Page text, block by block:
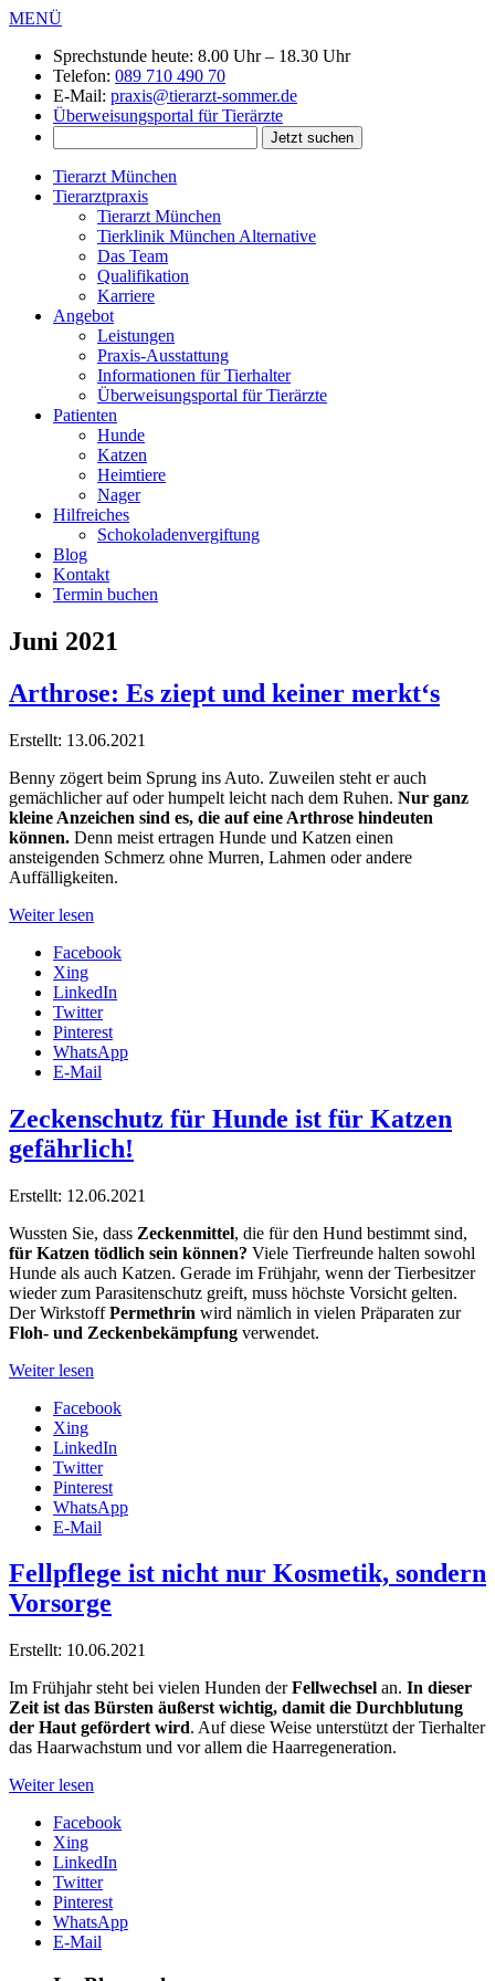
MENÜ
Sprechstunde heute: 8.00 Uhr – 18.30 Uhr
Telefon: 089 710 490 70
E-Mail: praxis@tierarzt-sommer.de
Überweisungsportal für Tierärzte
Tierarzt München
Tierarztpraxis
Tierarzt München
Tierklinik München Alternative
Das Team
Qualifikation
Karriere
Angebot
Leistungen
Praxis-Ausstattung
Informationen für Tierhalter
Überweisungsportal für Tierärzte
Patienten
Hunde
Katzen
Heimtiere
Nager
Hilfreiches
Schokoladenvergiftung
Blog
Kontakt
Termin buchen
Juni 2021
Arthrose: Es ziept und keiner merkt‘s
Erstellt: 13.06.2021
Benny zögert beim Sprung ins Auto. Zuweilen steht er auch
gemächlicher auf oder humpelt leicht nach dem Ruhen. Nur ganz
kleine Anzeichen sind es, die auf eine Arthrose hindeuten
können. Denn meist ertragen Hunde und Katzen einen
ansteigenden Schmerz ohne Murren, Lahmen oder andere
Auffälligkeiten.
Weiter lesen
Facebook
Xing
LinkedIn
Twitter
Pinterest
WhatsApp
E-Mail
Zeckenschutz für Hunde ist für Katzen
gefährlich!
Erstellt: 12.06.2021
Wussten Sie, dass Zeckenmittel, die für den Hund bestimmt sind,
für Katzen tödlich sein können? Viele Tierfreunde halten sowohl
Hunde als auch Katzen. Gerade im Frühjahr, wenn der Tierbesitzer
wieder zum Parasitenschutz greift, muss höchste Vorsicht gelten.
Der WirkstoffPermethrin wird nämlich in vielen Präparaten zur
Floh- und Zeckenbekämpfung verwendet.
Weiter lesen
Facebook
Xing
LinkedIn
Twitter
Pinterest
WhatsApp
E-Mail
Fellpflege ist nicht nur Kosmetik, sondern
Vorsorge
Erstellt: 10.06.2021
Im Frühjahr steht bei vielen Hunden derFellwechsel an. In dieser
Zeit ist das Bürsten äußerst wichtig, damit die Durchblutung
der Haut gefördert wird. Auf diese Weise unterstützt der Tierhalter
das Haarwachstum und vor allem die Haarregeneration.
Weiter lesen
Facebook
Xing
LinkedIn
Twitter
Pinterest
WhatsApp
E-Mail